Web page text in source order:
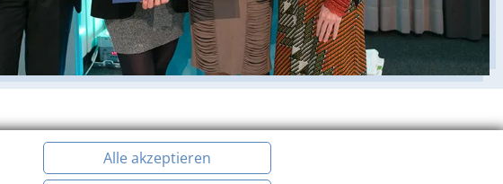
Alle akzeptieren